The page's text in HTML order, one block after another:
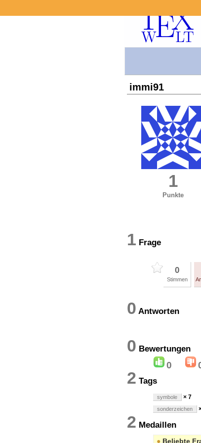
immi91
1
Punkte
1 Frage
0
Stimmen
0
0
0
2 Tags
symbole × 7
sonderzeichen
2
● Beliebte